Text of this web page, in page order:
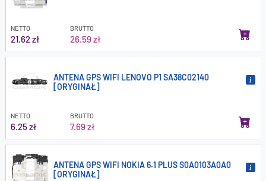
NETTO
21.62 zł
BRUTTO
26.59 zł
ANTENA GPS WIFI LENOVO P1 SA38C02140
[ORYGINAŁ]
NETTO
6.25 zł
BRUTTO
7.69 zł
ANTENA GPS WIFI NOKIA 6.1 PLUS S0A0103A0A0
[ORYGINAŁ]